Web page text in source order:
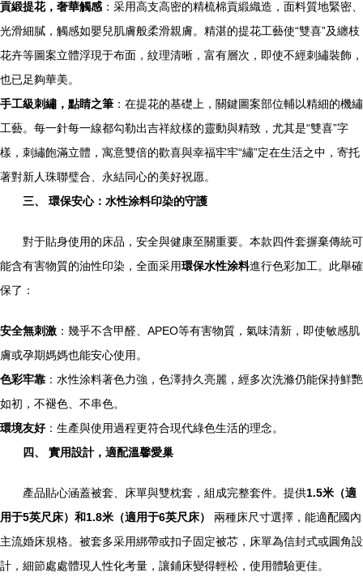
貢緞提花，奢華觸感 ：采用高支高密的精梳棉貢緞織造，面料質地緊密、
光滑細膩，觸感如嬰兒肌膚般柔滑親膚。精湛的提花工藝使“雙喜”及纏枝
花卉等圖案立體浮現于布面，紋理清晰，富有層次，即使不經刺繡裝飾，
也已足夠華美。
手工級刺繡，點睛之筆 ：在提花的基礎上，關鍵圖案部位輔以精細的機繡
工藝。每一針每一線都勾勒出吉祥紋樣的靈動與精致，尤其是“雙喜”字
樣，刺繡飽滿立體，寓意雙倍的歡喜與幸福牢牢“繡”定在生活之中，寄托
著對新人珠聯璧合、永結同心的美好祝愿。
三、 環保安心：水性涂料印染的守護
對于貼身使用的床品，安全與健康至關重要。本款四件套摒棄傳統可
能含有害物質的油性印染，全面采用環保水性涂料進行色彩加工。此舉確
保了：
安全無刺激 ：幾乎不含甲醛、APEO等有害物質，氣味清新，即使敏感肌
膚或孕期媽媽也能安心使用。
色彩牢靠 ：水性涂料著色力強，色澤持久亮麗，經多次洗滌仍能保持鮮艷
如初，不褪色、不串色。
環境友好：生產與使用過程更符合現代綠色生活的理念。
四、 實用設計，適配溫馨愛巢
產品貼心涵蓋被套、床單與雙枕套，組成完整套件。提供1.5米（適
用于5英尺床）和1.8米（適用于6英尺床）
兩種床尺寸選擇，能適配國內
主流婚床規格。被套多采用綁帶或扣子固定被芯，床單為信封式或圓角設
計，細節處處體現人性化考量，讓鋪床變得輕松，使用體驗更佳。